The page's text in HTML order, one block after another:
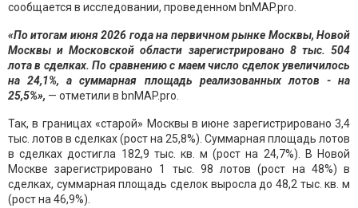
сообщается в исследовании, проведенном bnMAP.pro.
«По итогам июня 2026 года на первичном рынке Москвы, Новой
Москвы и Московской области зарегистрировано 8 тыс. 504
лота в сделках. По сравнению с маем число сделок увеличилось
на 24,1%, а суммарная площадь реализованных лотов - на
25,5%», — отметили в bnMAP.pro.
Так, в границах «старой» Москвы в июне зарегистрировано 3,4
тыс. лотов в сделках (рост на 25,8%). Суммарная площадь лотов
в сделках достигла 182,9 тыс. кв. м (рост на 24,7%). В Новой
Москве зарегистрировано 1 тыс. 98 лотов (рост на 48%) в
сделках, суммарная площадь сделок выросла до 48,2 тыс. кв. м
(рост на 46,9%).